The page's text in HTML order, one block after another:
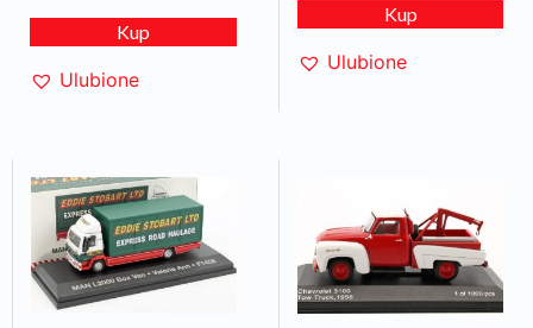
Kup
Ulubione
Kup
Ulubione